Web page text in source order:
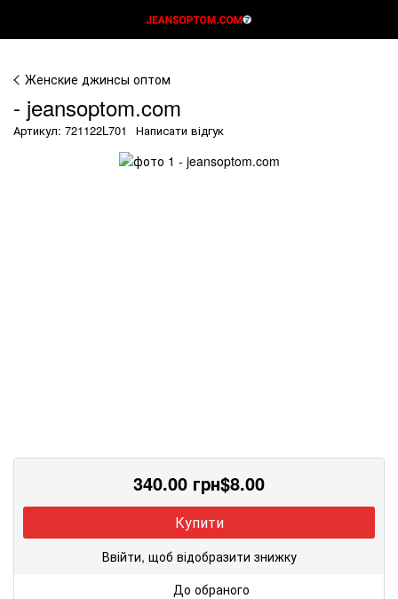
Женские джинсы оптом
- jeansoptom.com
Артикул: 721122L701 Написати відгук
340.00 грн$8.00
Купити
Ввійти, щоб відобразити знижку
До обраного